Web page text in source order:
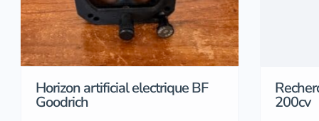
Horizon artificial electrique BF
Goodrich 200cv